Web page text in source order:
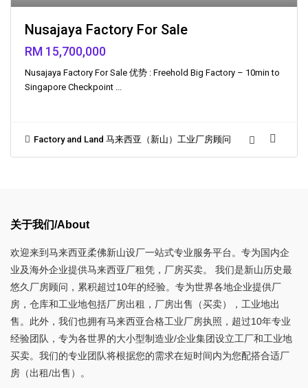
Nusajaya Factory For Sale
RM 15,700,000
Nusajaya Factory For Sale 优势 : Freehold Big Factory – 10min to
Singapore Checkpoint
Factory and Land 马来西亚（新山）工业厂房顾问
关于我们/About
欢迎来到马来西亚柔佛新山设厂一站式专业服务平台。专为国内企
业及海外企业提供马来西亚厂租凭，厂房买卖。 我们是新山历史最
悠久厂房顾问，累积超过10年的经验。专为世界各地企业提供厂
房，仓库和工业地包括厂房出租，厂房出售（买卖），工业地出
售。此外，我们也拥有马来西亚合格工业厂房执照，超过10年专业
经验团队，专为各世界的大小型制造业/企业集团设立工厂和工业地
买卖。我们的专业团队将根据您的需求在短时间内为您配搭合适厂
房（出租/出售）。